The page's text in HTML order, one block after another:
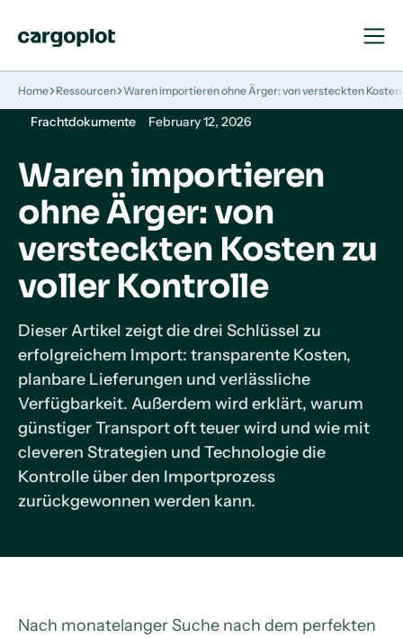
öffnen
Home Ressourcen Waren importieren ohne Ärger: von versteckten
Frachtdokumente February 12, 2026
Waren importieren
ohne Ärger: von
versteckten Kosten zu
voller Kontrolle
Dieser Artikel zeigt die drei Schlüssel zu
erfolgreichem Import: transparente Kosten,
planbare Lieferungen und verlässliche
Verfügbarkeit. Außerdem wird erklärt, warum
günstiger Transport oft teuer wird und wie mit
cleveren Strategien und Technologie die
Kontrolle über den Importprozess
zurückgewonnen werden kann.
Nach monatelanger Suche nach dem perfekten